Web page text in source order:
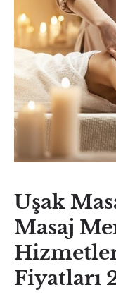
Uşak
Masaj
Fiyatları